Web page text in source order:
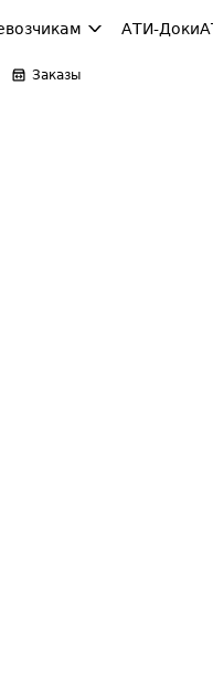
АТИ-Доки
Заказы